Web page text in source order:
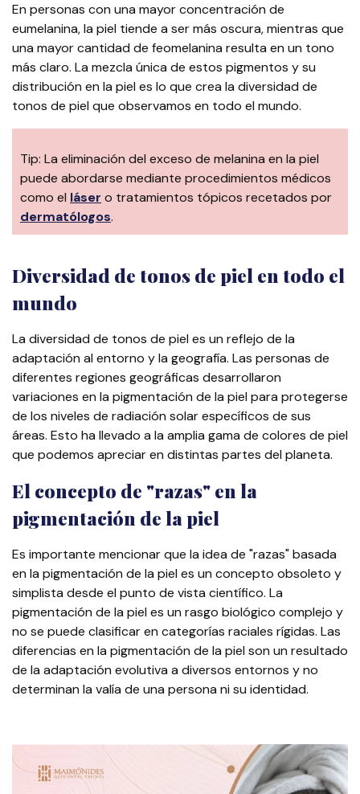
En personas con una mayor concentración de
eumelanina, la piel tiende a ser más oscura, mientras que
una mayor cantidad de feomelanina resulta en un tono
más claro. La mezcla única de estos pigmentos y su
distribución en la piel es lo que crea la diversidad de
tonos de piel que observamos en todo el mundo.
Tip: La eliminación del exceso de melanina en la piel
puede abordarse mediante procedimientos médicos
como el láser o tratamientos tópicos recetados por
dermatólogos.
Diversidad de tonos de piel en todo el
mundo
La diversidad de tonos de piel es un reflejo de la
adaptación al entorno y la geografía. Las personas de
diferentes regiones geográficas desarrollaron
variaciones en la pigmentación de la piel para protegerse
de los niveles de radiación solar específicos de sus
áreas. Esto ha llevado a la amplia gama de colores de piel
que podemos apreciar en distintas partes del planeta.
El concepto de "razas" en la
pigmentación de la piel
Es importante mencionar que la idea de "razas" basada
en la pigmentación de la piel es un concepto obsoleto y
simplista desde el punto de vista científico. La
pigmentación de la piel es un rasgo biológico complejo y
no se puede clasificar en categorías raciales rígidas. Las
diferencias en la pigmentación de la piel son un resultado
de la adaptación evolutiva a diversos entornos y no
determinan la valía de una persona ni su identidad.